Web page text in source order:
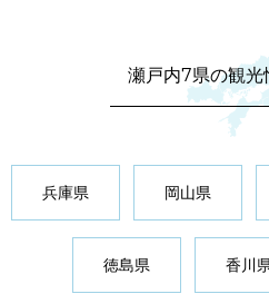
瀬戸内7県の観光
兵庫県 岡山県
徳島県 香川